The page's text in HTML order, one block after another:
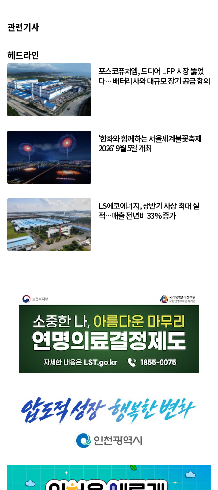
관련기사
헤드라인
포스코퓨처엠, 드디어 LFP 시장 뚫었
다… 배터리사와 대규모 장기 공급 합의
'한화와 함께하는 서울세계불꽃축제
2026' 9월 5일 개최
LS에코에너지, 상반기 사상 최대 실
적…매출 전년비 33% 증가